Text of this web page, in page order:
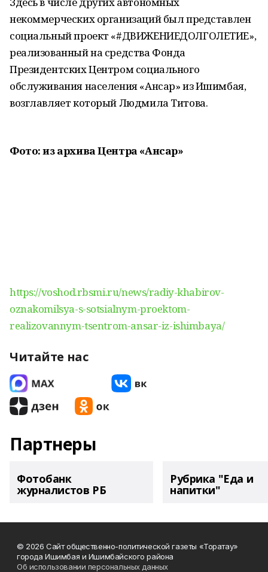
некоммерческих организаций был представлен
социальный проект «#ДВИЖЕНИЕДОЛГОЛЕТИЕ»,
реализованный на средства Фонда
Президентских Центром социального
обслуживания населения «Ансар» из Ишимбая,
возглавляет который Людмила Титова.
Фото: из архива Центра «Ансар»
https://voshod.rbsmi.ru/news/radiy-khabirov-
oznakomilsya-s-sotsialnym-proektom-
realizovannym-tsentrom-ansar-iz-ishimbaya/
Читайте нас
Партнеры
Фотобанк
журналистов РБ
Рубрика "Еда и
напитки"
© 2026 Сайт общественно-политической газеты «Торатау»
города Ишимбая и Ишимбайского района
Об использовании персональных данных